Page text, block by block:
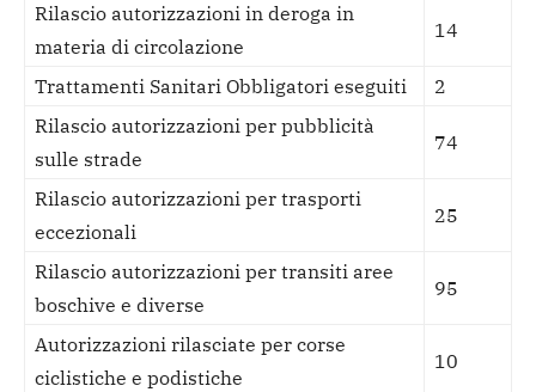
Rilascio autorizzazioni in deroga in
materia di circolazione
14
Trattamenti Sanitari Obbligatori eseguiti
2
Rilascio autorizzazioni per pubblicità
sulle strade
74
Rilascio autorizzazioni per trasporti
eccezionali
25
Rilascio autorizzazioni per transiti aree
boschive e diverse
95
Autorizzazioni rilasciate per corse
ciclistiche e podistiche
10